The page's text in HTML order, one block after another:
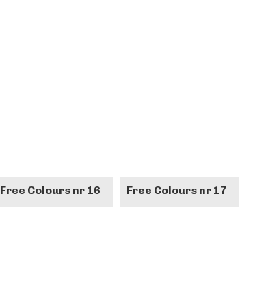
Free Colours nr 16 Free Colours nr 17